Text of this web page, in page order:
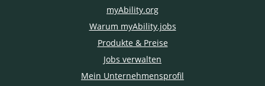
myAbility.org
Warum myAbility.jobs
Produkte & Preise
Jobs verwalten
Mein Unternehmensprofil